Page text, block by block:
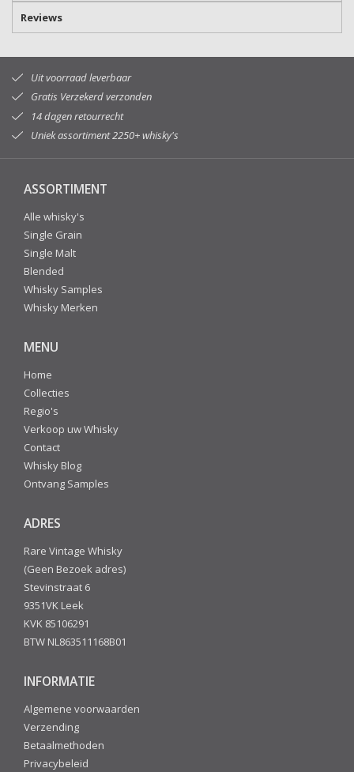
Reviews
Uit voorraad leverbaar
Gratis Verzekerd verzonden
14 dagen retourrecht
Uniek assortiment 2250+ whisky's
ASSORTIMENT
Alle whisky's
Single Grain
Single Malt
Blended
Whisky Samples
Whisky Merken
MENU
Home
Collecties
Regio's
Verkoop uw Whisky
Contact
Whisky Blog
Ontvang Samples
ADRES
Rare Vintage Whisky
(Geen Bezoek adres)
Stevinstraat 6
9351VK Leek
KVK 85106291
BTW NL863511168B01
INFORMATIE
Algemene voorwaarden
Verzending
Betaalmethoden
Privacybeleid